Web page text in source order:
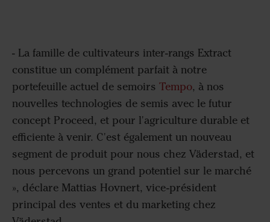
- La famille de cultivateurs inter-rangs Extract
constitue un complément parfait à notre
portefeuille actuel de semoirs Tempo, à nos
nouvelles technologies de semis avec le futur
concept Proceed, et pour l'agriculture durable et
efficiente à venir. C'est également un nouveau
segment de produit pour nous chez Väderstad, et
nous percevons un grand potentiel sur le marché
», déclare Mattias Hovnert, vice-président
principal des ventes et du marketing chez